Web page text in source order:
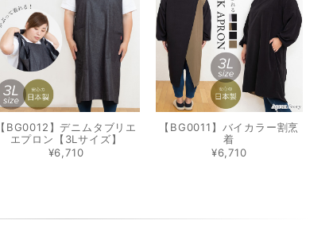
【BG0012】デニムタブリエ
エプロン【3Lサイズ】
¥6,710
【BG0011】バイカラー割烹
着
¥6,710